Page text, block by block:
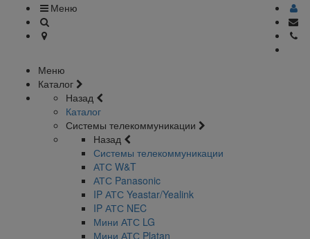
Меню
Меню
Каталог
Назад
Каталог
Системы телекоммуникации
Назад
Системы телекоммуникации
АТС W&T
АТС Panasonic
IP АТС Yeastar/Yealink
IP АТС NEC
Мини АТС LG
Мини АТС Platan